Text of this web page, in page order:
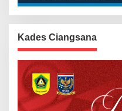
Kades Ciangsana